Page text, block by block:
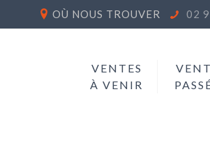
OÙ NOUS TROUVER 02
VENTES
À VENIR